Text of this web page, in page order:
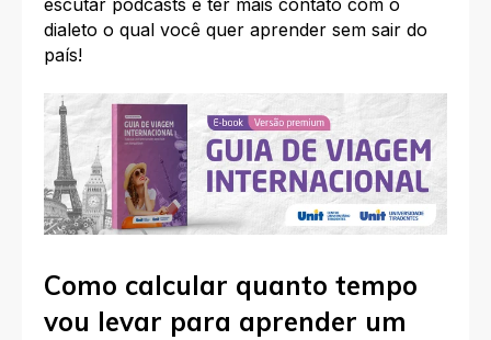
escutar podcasts e ter mais contato com o
dialeto o qual você quer aprender sem sair do
país!
Como calcular quanto tempo
vou levar para aprender um